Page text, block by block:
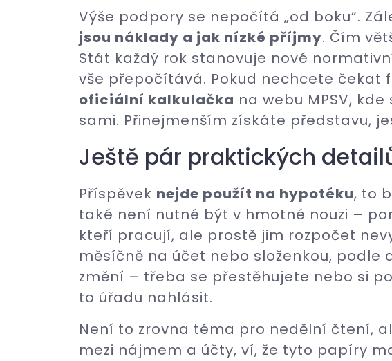
Výše podpory se nepočítá „od boku“.
jsou náklady a jak nízké příjmy. Čím
Stát každý rok stanovuje nové
vše přepočítává. Pokud nechcete čekat
oficiální kalkulačka na webu MPSV,
sami. Přinejmenším získáte představu,
Ještě pár praktických
Příspěvek nejde použít na hypotéku, to
také není nutné být v hmotné nouzi –
kteří pracují, ale prostě jim rozpočet
měsíčně na účet nebo složenkou, podle
změní – třeba se přestěhujete nebo si
to úřadu nahlásit.
Není to zrovna téma pro nedělní čtení,
mezi nájmem a účty, ví, že tyto papíry